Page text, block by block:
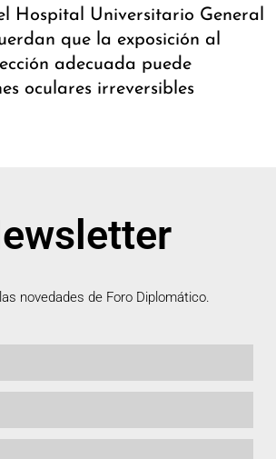
Hospital Universitario General
que la exposición al
adecuada puede
oculares irreversibles
novedades de Foro Diplomático.